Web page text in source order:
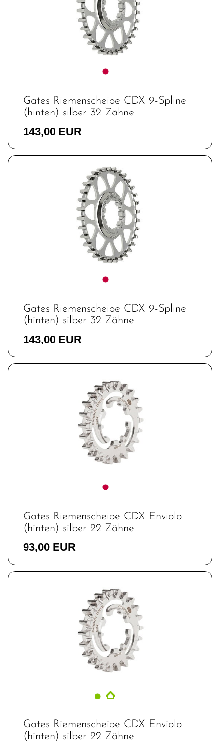
Gates Riemenscheibe CDX 9-Spline
(hinten) silber 32 Zähne
143,00 EUR
Gates Riemenscheibe CDX 9-Spline
(hinten) silber 32 Zähne
143,00 EUR
Gates Riemenscheibe CDX Enviolo
(hinten) silber 22 Zähne
93,00 EUR
Gates Riemenscheibe CDX Enviolo
(hinten) silber 22 Zähne